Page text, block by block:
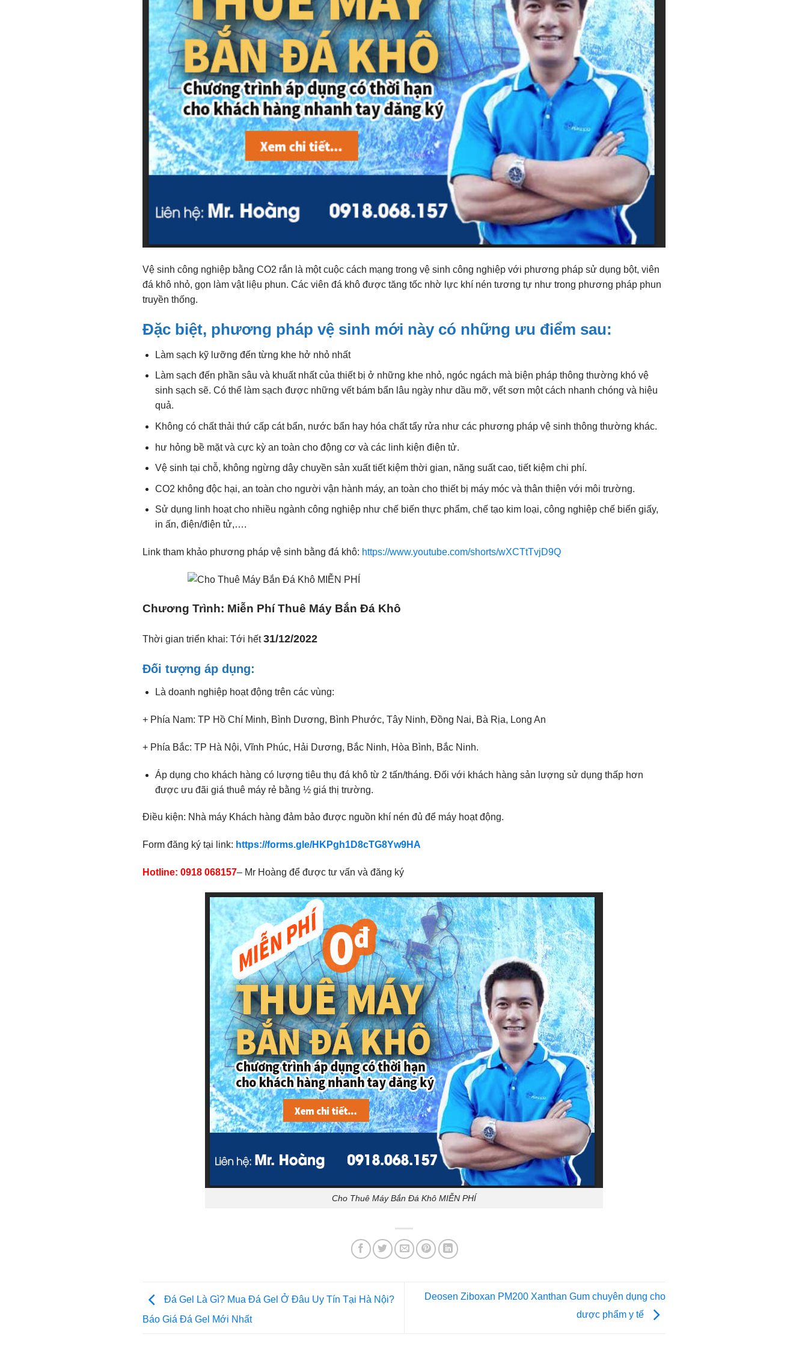
Vệ sinh công nghiệp bằng CO2 rắn là một cuộc cách mạng trong vệ sinh công nghiệp với phương pháp sử dụng bột, viên
đá khô nhỏ, gọn làm vật liệu phun. Các viên đá khô được tăng tốc nhờ lực khí nén tương tự như trong phương pháp phun
truyền thống.
Đặc biệt, phương pháp vệ sinh mới này có những ưu điểm sau:
Làm sạch kỹ lưỡng đến từng khe hở nhỏ nhất
Làm sạch đến phần sâu và khuất nhất của thiết bị ở những khe nhỏ, ngóc ngách mà biện pháp thông thường khó vệ
sinh sạch sẽ. Có thể làm sạch được những vết bám bẩn lâu ngày như dầu mỡ, vết sơn một cách nhanh chóng và hiệu
quả.
Không có chất thải thứ cấp cát bẩn, nước bẩn hay hóa chất tẩy rửa như các phương pháp vệ sinh thông thường khác.
hư hỏng bề mặt và cực kỳ an toàn cho động cơ và các linh kiện điện tử.
Vệ sinh tại chỗ, không ngừng dây chuyền sản xuất tiết kiệm thời gian, năng suất cao, tiết kiệm chi phí.
CO2 không độc hại, an toàn cho người vận hành máy, an toàn cho thiết bị máy móc và thân thiện với môi trường.
Sử dụng linh hoạt cho nhiều ngành công nghiệp như chế biến thực phẩm, chế tạo kim loại, công nghiệp chế biến giấy,
in ấn, điện/điện tử,….
Link tham khảo phương pháp vệ sinh bằng đá khô: https://www.youtube.com/shorts/wXCTtTvjD9Q
Chương Trình: Miễn Phí Thuê Máy Bắn Đá Khô
Thời gian triển khai: Tới hết31/12/2022
Đối tượng áp dụng:
Là doanh nghiệp hoạt động trên các vùng:
+ Phía Nam: TP Hồ Chí Minh, Bình Dương, Bình Phước, Tây Ninh, Đồng Nai, Bà Rịa, Long An
+ Phía Bắc: TP Hà Nội, Vĩnh Phúc, Hải Dương, Bắc Ninh, Hòa Bình, Bắc Ninh.
Áp dụng cho khách hàng có lượng tiêu thụ đá khô từ 2 tấn/tháng. Đối với khách hàng sản lượng sử dụng thấp hơn
được ưu đãi giá thuê máy rẻ bằng ½ giá thị trường.
Điều kiện: Nhà máy Khách hàng đảm bảo được nguồn khí nén đủ để máy hoạt động.
Form đăng ký tại link: https://forms.gle/HKPgh1D8cTG8Yw9HA
Hotline: 0918 068157– Mr Hoàng để được tư vấn và đăng ký
Cho Thuê Máy Bắn Đá Khô MIỄN PHÍ
Đá Gel Là Gì? Mua Đá Gel Ở Đâu Uy Tín Tại Hà Nội?
Báo Giá Đá Gel Mới Nhất
Deosen Ziboxan PM200 Xanthan Gum chuyên dụng cho
dược phẩm y tế